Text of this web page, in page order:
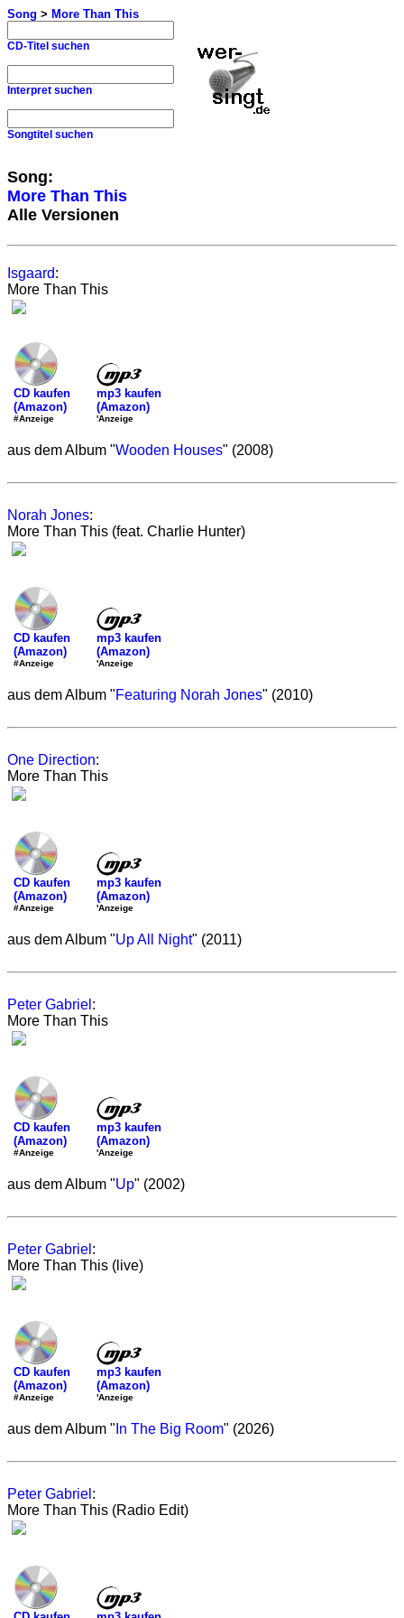
Song > More Than This
CD-Titel suchen
Interpret suchen
Songtitel suchen
Song:
More Than This
Alle Versionen
Isgaard:
More Than This
CD kaufen
(Amazon)
#Anzeige
mp3 kaufen
(Amazon)
'Anzeige
aus dem Album "Wooden Houses" (2008)
Norah Jones:
More Than This (feat. Charlie Hunter)
CD kaufen
(Amazon)
#Anzeige
mp3 kaufen
(Amazon)
'Anzeige
aus dem Album "Featuring Norah Jones" (2010)
One Direction:
More Than This
CD kaufen
(Amazon)
#Anzeige
mp3 kaufen
(Amazon)
'Anzeige
aus dem Album "Up All Night" (2011)
Peter Gabriel :
More Than This
CD kaufen
(Amazon)
#Anzeige
mp3 kaufen
(Amazon)
'Anzeige
aus dem Album "Up" (2002)
Peter Gabriel :
More Than This (live)
CD kaufen
(Amazon)
#Anzeige
mp3 kaufen
(Amazon)
'Anzeige
aus dem Album " In The Big Room" (2026)
Peter Gabriel :
More Than This (Radio Edit)